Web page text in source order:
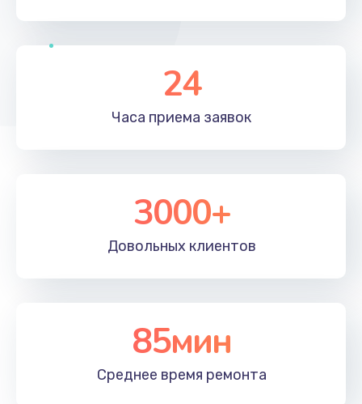
24
Часа приема заявок
3000+
Довольных клиентов
85мин
Среднее время ремонта